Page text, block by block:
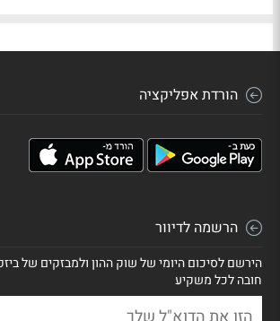
הורדת אפליקציה
הרשמה לדיוור
הירשם לסיכום היומי של שוק ההון ולמבזקים של
חובה לכל משקיע